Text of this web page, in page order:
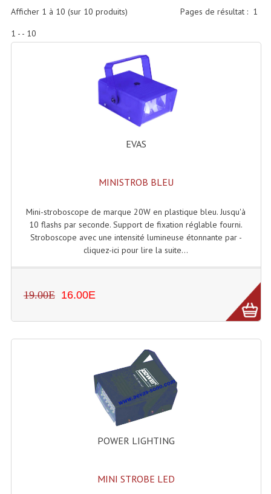
Sonorisation
Accessoires Pieds Cellules Diamants
Accessoires Enceintes
Diamants
Selecteurs Audio Vidéo
Amplificateurs
Egaliseur Egaliseurs
Enceintes Et Caissons Basses
Packs Sono
Enceintes Passives Sono
Pages de résultat : 1
Afficher 1 à 10 (sur 10 produits)
1 - - 10
EVAS
MINISTROB BLEU
Mini-stroboscope de marque 20W en plastique bleu. Jusqu'à
10 flashs par seconde. Support de fixation réglable fourni.
Stroboscope avec une intensité lumineuse étonnante par -
cliquez-ici pour lire la suite...
19.00E 16.00E
POWER LIGHTING
MINI STROBE LED